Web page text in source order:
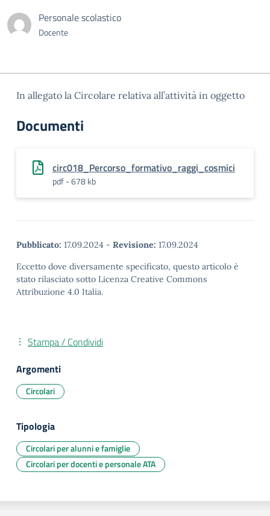
Personale scolastico
Docente
In allegato la Circolare relativa all’attività in oggetto
Documenti
circ018_Percorso_formativo_raggi_cosmici
pdf - 678 kb
Pubblicato: 17.09.2024 - Revisione: 17.09.2024
Eccetto dove diversamente specificato, questo articolo è
stato rilasciato sotto Licenza Creative Commons
Attribuzione 4.0 Italia.
Stampa / Condividi
Argomenti
Circolari
Tipologia
Circolari per alunni e famiglie
Circolari per docenti e personale ATA